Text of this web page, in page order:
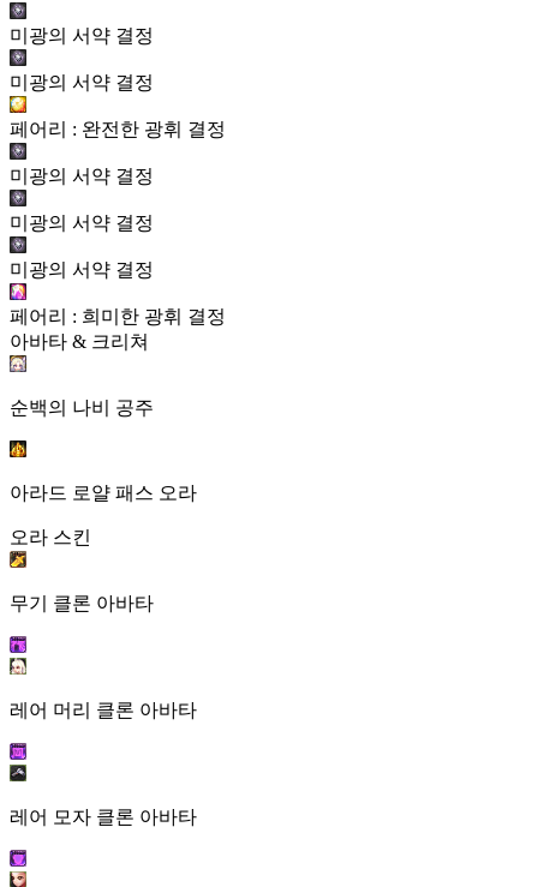
미광의 서약 결정
미광의 서약 결정
페어리 : 완전한 광휘 결정
미광의 서약 결정
미광의 서약 결정
미광의 서약 결정
페어리 : 희미한 광휘 결정
아바타 & 크리쳐
순백의 나비 공주
아라드 로얄 패스 오라
오라 스킨
무기 클론 아바타
레어 머리 클론 아바타
레어 모자 클론 아바타